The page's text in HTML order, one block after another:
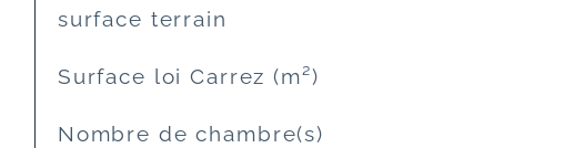
surface terrain
Surface loi Carrez (m²)
Nombre de chambre(s)